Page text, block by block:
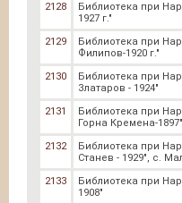
2128
Библиотека при
1927 г."
2129
Библиотека при
Филипов-1920 г."
2130
Библиотека при
Златаров - 1924"
2131
Библиотека при
Горна Кремена-1897"
2132
Библиотека при
Станев - 1929", с.
2133
Библиотека при
1908"